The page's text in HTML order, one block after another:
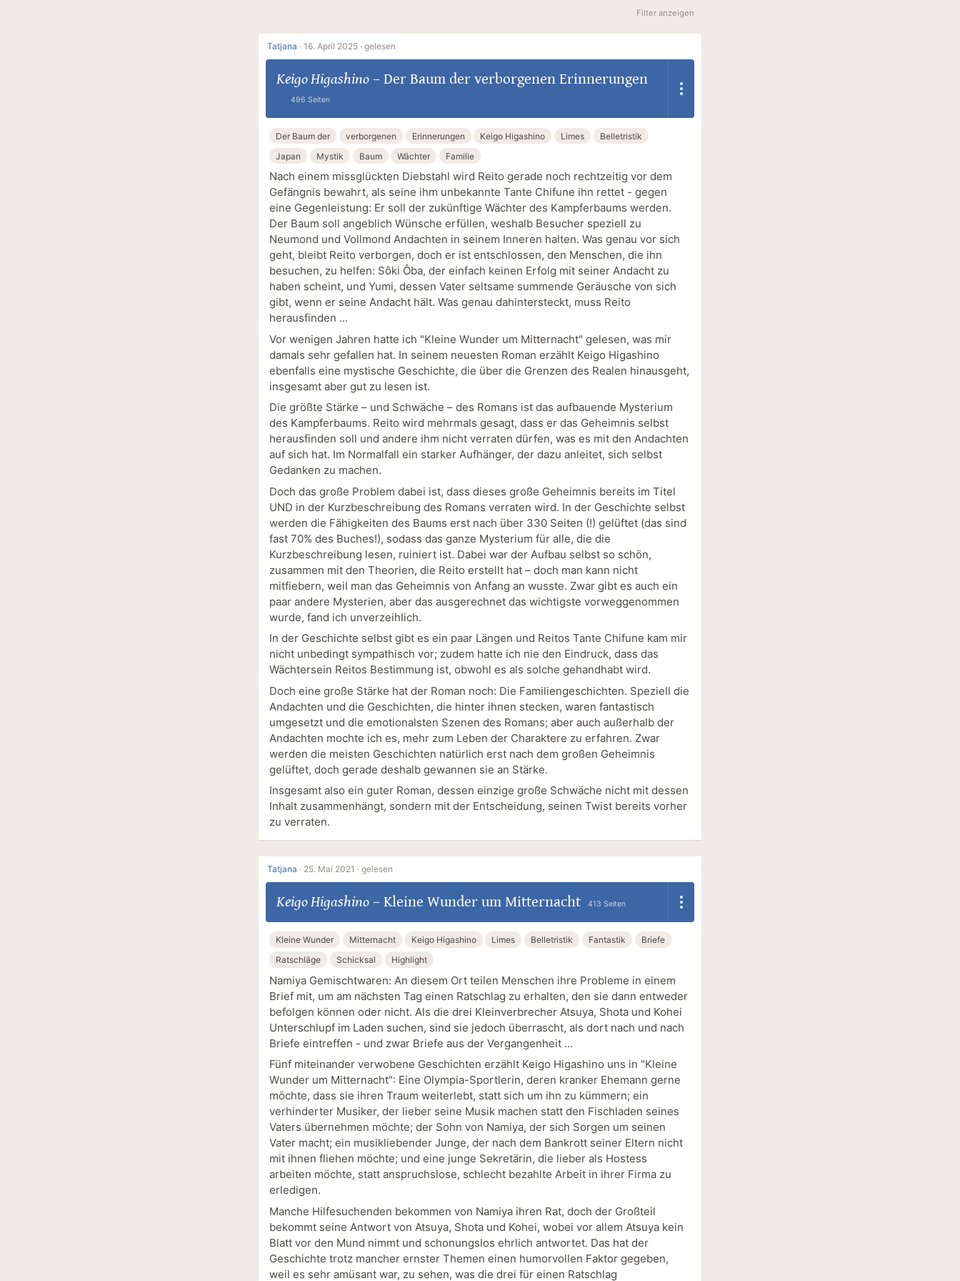
Filter anzeigen
Tatjana · 16. April 2025 · gelesen
Keigo Higashino– Der Baum der verborgenen Erinnerungen
496 Seiten
Der Baum der verborgenen Erinnerungen Keigo Higashino Limes
Belletristik
Japan
Mystik Baum Wächter Familie
Nach einem missglückten Diebstahl wird Reito gerade noch rechtzeitig vor dem
Gefängnis bewahrt, als seine ihm unbekannte Tante Chifune ihn rettet - gegen
eine Gegenleistung: Er soll der zukünftige Wächter des Kampferbaums werden.
Der Baum soll angeblich Wünsche erfüllen, weshalb Besucher speziell zu
Neumond und Vollmond Andachten in seinem Inneren halten. Was genau vor sich
geht, bleibt Reito verborgen, doch er ist entschlossen, den Menschen, die ihn
besuchen, zu helfen: Sôki Ôba, der einfach keinen Erfolg mit seiner Andacht zu
haben scheint, und Yumi, dessen Vater seltsame summende Geräusche von sich
gibt, wenn er seine Andacht hält. Was genau dahintersteckt, muss Reito
herausfinden ...
Vor wenigen Jahren hatte ich "Kleine Wunder um Mitternacht" gelesen, was mir
damals sehr gefallen hat. In seinem neuesten Roman erzählt Keigo Higashino
ebenfalls eine mystische Geschichte, die über die Grenzen des Realen hinausgeht,
insgesamt aber gut zu lesen ist.
Die größte Stärke – und Schwäche – des Romans ist das aufbauende Mysterium
des Kampferbaums. Reito wird mehrmals gesagt, dass er das Geheimnis selbst
herausfinden soll und andere ihm nicht verraten dürfen, was es mit den Andachten
auf sich hat. Im Normalfall ein starker Aufhänger, der dazu anleitet, sich selbst
Gedanken zu machen.
Doch das große Problem dabei ist, dass dieses große Geheimnis bereits im Titel
UND in der Kurzbeschreibung des Romans verraten wird. In der Geschichte selbst
werden die Fähigkeiten des Baums erst nach über 330 Seiten (!) gelüftet (das sind
fast 70% des Buches!), sodass das ganze Mysterium für alle, die die
Kurzbeschreibung lesen, ruiniert ist. Dabei war der Aufbau selbst so schön,
zusammen mit den Theorien, die Reito erstellt hat – doch man kann nicht
mitfiebern, weil man das Geheimnis von Anfang an wusste. Zwar gibt es auch ein
paar andere Mysterien, aber das ausgerechnet das wichtigste vorweggenommen
wurde, fand ich unverzeihlich.
In der Geschichte selbst gibt es ein paar Längen und Reitos Tante Chifune kam mir
nicht unbedingt sympathisch vor; zudem hatte ich nie den Eindruck, dass das
Wächtersein Reitos Bestimmung ist, obwohl es als solche gehandhabt wird.
Doch eine große Stärke hat der Roman noch: Die Familiengeschichten. Speziell die
Andachten und die Geschichten, die hinter ihnen stecken, waren fantastisch
umgesetzt und die emotionalsten Szenen des Romans; aber auch außerhalb der
Andachten mochte ich es, mehr zum Leben der Charaktere zu erfahren. Zwar
werden die meisten Geschichten natürlich erst nach dem großen Geheimnis
gelüftet, doch gerade deshalb gewannen sie an Stärke.
Insgesamt also ein guter Roman, dessen einzige große Schwäche nicht mit dessen
Inhalt zusammenhängt, sondern mit der Entscheidung, seinen Twist bereits vorher
zu verraten.
Tatjana · 25. Mai 2021 · gelesen
Keigo Higashino– Kleine Wunder um Mitternacht 413 Seiten
Kleine Wunder Mitternacht Keigo Higashino Limes Belletristik Fantastik
Briefe
Ratschläge
Schicksal Highlight
Namiya Gemischtwaren: An diesem Ort teilen Menschen ihre Probleme in einem
Brief mit, um am nächsten Tag einen Ratschlag zu erhalten, den sie dann entweder
befolgen können oder nicht. Als die drei Kleinverbrecher Atsuya, Shota und Kohei
Unterschlupf im Laden suchen, sind sie jedoch überrascht, als dort nach und nach
Briefe eintreffen - und zwar Briefe aus der Vergangenheit ...
Fünf miteinander verwobene Geschichten erzählt Keigo Higashino uns in "Kleine
Wunder um Mitternacht": Eine Olympia-Sportlerin, deren kranker Ehemann gerne
möchte, dass sie ihren Traum weiterlebt, statt sich um ihn zu kümmern; ein
verhinderter Musiker, der lieber seine Musik machen statt den Fischladen seines
Vaters übernehmen möchte; der Sohn von Namiya, der sich Sorgen um seinen
Vater macht; ein musikliebender Junge, der nach dem Bankrott seiner Eltern nicht
mit ihnen fliehen möchte; und eine junge Sekretärin, die lieber als Hostess
arbeiten möchte, statt anspruchslose, schlecht bezahlte Arbeit in ihrer Firma zu
erledigen.
Manche Hilfesuchenden bekommen von Namiya ihren Rat, doch der Großteil
bekommt seine Antwort von Atsuya, Shota und Kohei, wobei vor allem Atsuya kein
Blatt vor den Mund nimmt und schonungslos ehrlich antwortet. Das hat der
Geschichte trotz mancher ernster Themen einen humorvollen Faktor gegeben,
weil es sehr amüsant war, zu sehen, was die drei für einen Ratschlag